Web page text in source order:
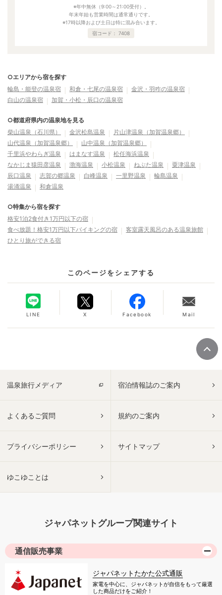
※年中無休（9:00～21:00受付）。
年末年始も営業時間は通常通りです。
※17時以降および土日は特に混み合います。
宿コード： 7408
○エリアから宿を探す
輪島・能登の温泉宿
和倉・七尾の温泉宿
金沢・羽咋の温泉宿
白山の温泉宿
加賀・小松・辰口の温泉宿
○都道府県内の温泉地を見る
柴山温泉（石川県）
金沢松島温泉
片山津温泉（加賀温泉郷）
山代温泉（加賀温泉郷）
山中温泉（加賀温泉郷）
千里浜やわらぎ温泉
はまなす温泉
松任海浜温泉
なかじま猿田彦温泉
渤海温泉 小松温泉 ねぶた温泉
粟津温泉
辰口温泉
志賀の郷温泉 白峰温泉 一里野温泉
輪島温泉
湯涌温泉
和倉温泉
○特集から宿を探す
格安1泊2食付き1万円以下の宿
食べ放題！格安1万円以下バイキングの宿
客室露天風呂のある温泉旅館
ひとり旅ができる宿
このページをシェアする
LINE X Facebook Mail
温泉旅行メディア 宿泊情報誌のご案内
よくあるご質問 規約のご案内
プライバシーポリシー サイトマップ
ゆこゆことは
ジャパネットグループ関連サイト
通信販売事業
ジャパネットたかた公式通販
家電を中心に、ジャパネットが自信をもって厳選
した商品だけをご紹介！